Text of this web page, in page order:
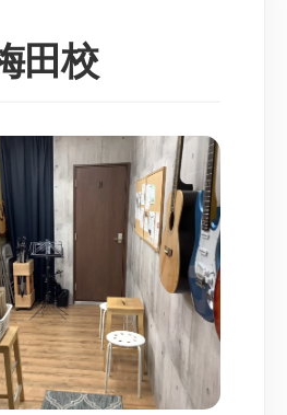
コースから2階デッ
）を出ましょう。
シェが見えます。
、DOMを目指しま
田校